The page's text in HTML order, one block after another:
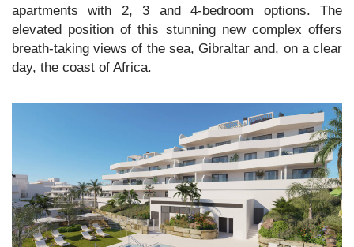
apartments with 2, 3 and 4-bedroom options. The
elevated position of this stunning new complex offers
breath-taking views of the sea, Gibraltar and, on a clear
day, the coast of Africa.